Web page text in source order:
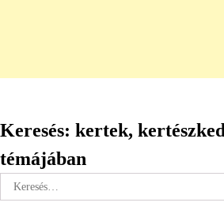
Keresés: kertek,
témájában
Keresés: